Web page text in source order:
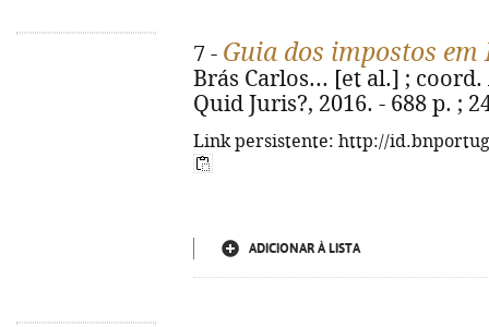
7 - Guia dos impostos
Brás Carlos... [et al.] ;
Quid Juris?, 2016. - 688 p. ;
Link persistente: http://
ADICIONAR À LISTA